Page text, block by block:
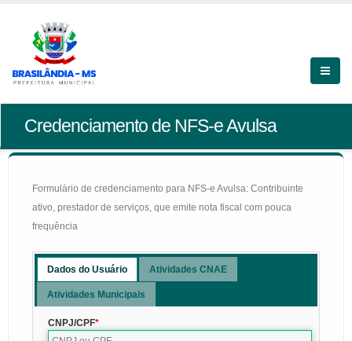
Credenciamento de NFS-e Avulsa
Formulário de credenciamento para NFS-e Avulsa: Contribuinte
ativo, prestador de serviços, que emite nota fiscal com pouca
frequência
Dados do Usuário Atividades CNAE
Atividades Municipais
CNPJ/CPF